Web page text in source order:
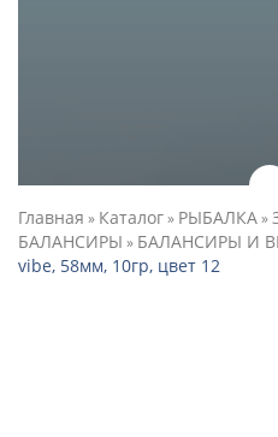
Главная » Каталог» РЫБАЛКА»
БАЛАНСИРЫ » БАЛАНСИРЫ И
vibe, 58мм, 10гр, цвет 12